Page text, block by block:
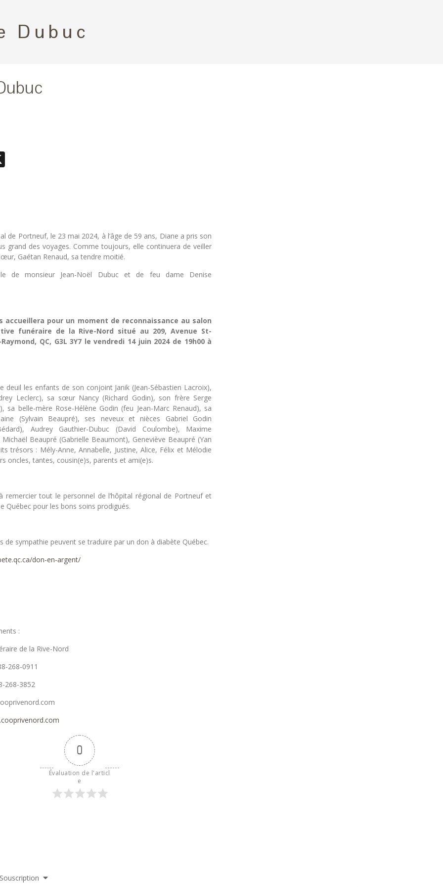
Dubuc
X
de Portneuf, le 23 mai 2024, à l’âge de 59 ans, Diane a pris son
grand des voyages. Comme toujours, elle continuera de veiller
Gaétan Renaud, sa tendre moitié.
de monsieur Jean-Noël Dubuc et de feu dame Denise
accueillera pour un moment de reconnaissance au salon
funéraire de la Rive-Nord situé au 209, Avenue St-
QC, G3L 3Y7 le vendredi 14 juin 2024 de 19h00 à
deuil les enfants de son conjoint Janik (Jean-Sébastien Lacroix),
Leclerc), sa sœur Nancy (Richard Godin), son frère Serge
sa belle-mère Rose-Hélène Godin (feu Jean-Marc Renaud), sa
(Sylvain Beaupré), ses neveux et nièces Gabriel Godin
Audrey Gauthier-Dubuc (David Coulombe), Maxime
Beaupré (Gabrielle Beaumont), Geneviève Beaupré (Yan
trésors : Mély-Anne, Annabelle, Justine, Alice, Félix et Mélodie
oncles, tantes, cousin(e)s, parents et ami(e)s.
remercier tout le personnel de l’hôpital régional de Portneuf et
Québec pour les bons soins prodigués.
de sympathie peuvent se traduire par un don à diabète Québec.
don-en-argent/
:
de la Rive-Nord
268-0911
268-3852
0
Évaluation de l'articl
e